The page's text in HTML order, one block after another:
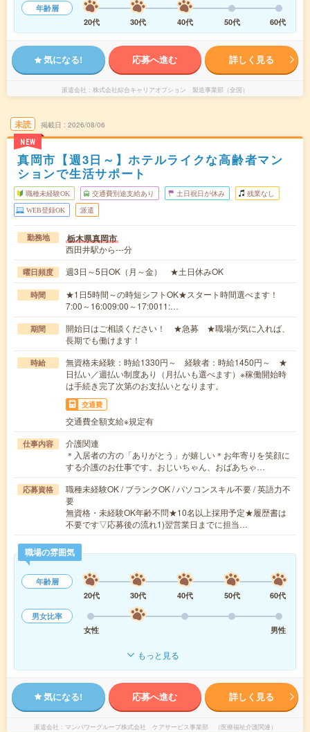
年齢層
20代
30代 40代 50代 60代
気になる! 応募へ進む 詳しく見る
派遣会社 株式会社綜合キャリアオプション 製造事業部（全国）
未読
NEW
掲載日 2026/08/06
真岡市【週3日～】ホテルライクな高齢者マン
ションで生活サポート
職種未経験OK 交通費別途支給あり 土日祝日が休み 残業なし
WEB登録OK 派遣
勤務地 栃木県真岡市
西田井駅から---分
曜日頻度 週3日～5日OK（月～金） ★土日休みOK
時間
★1日5時間～の時短シフトOK★スタート時間選べます！
7:00～16:009:00～17:0011:…
期間
開始日はご相談ください！ ★急募 ★職場が気に入れば、
長期でも働けます！
時給
無資格未経験：時給1330円～ 経験者：時給1450円～ ★
日払い／週払い制度あり（月払いも選べます）※稼働開始時
は手続き完了次第のお支払いとなります。
交通費
交通費全額支給※規定有
仕事内容
介護関連
＊入居者の方の「ありがとう」が嬉しい＊お年寄りを笑顔に
する介護のお仕事です。おじいちゃん、おばあちゃ…
応募資格
職種未経験OK / ブランクOK / パソコンスキル不要 / 英語力不
要
無資格・未経験OK年齢不問★10名以上採用予定★履歴書は
不要です▽応募後の流れ1)翌営業日までに担当…
職場の雰囲気
年齢層
20代
30代 40代 50代
60代
男女比率
女性
男性
もっと見る
気になる! 応募へ進む 詳しく見る
派遣会社 マンパワーグループ株式会社 ケアサービス事業部 （医療福祉介護関連）